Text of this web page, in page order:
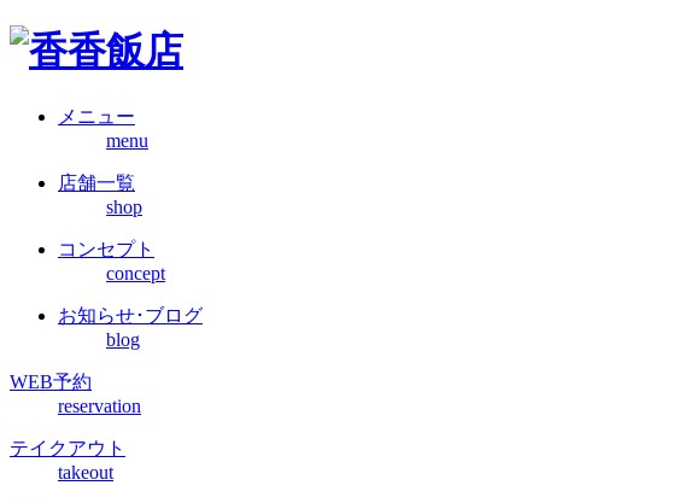
メニュー
menu
店舗一覧
shop
コンセプト
concept
お知らせ･ブログ
blog
WEB予約
reservation
テイクアウト
takeout